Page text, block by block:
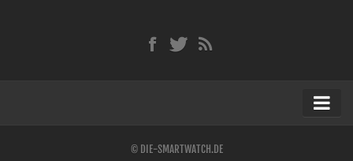
© DIE-SMARTWATCH.DE